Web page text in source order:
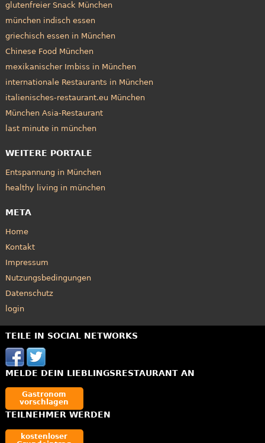
glutenfreier Snack München
münchen indisch essen
griechisch essen in München
Chinese Food München
mexikanischer Imbiss in München
internationale Restaurants in München
italienisches-restaurant.eu München
München Asia-Restaurant
last minute in münchen
WEITERE PORTALE
Entspannung in München
healthy living in münchen
META
Home
Kontakt
Impressum
Nutzungsbedingungen
Datenschutz
login
TEILE IN SOCIAL NETWORKS
MELDE DEIN LIEBLINGSRESTAURANT AN
Gastronom
vorschlagen
TEILNEHMER WERDEN
kostenloser